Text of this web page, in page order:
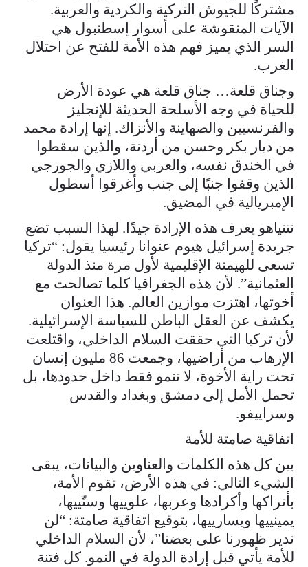
مشتركًا للجيوش التركية والكردية والعربية.
الآيات المنقوشة على أسوار إسطنبول هي
السر الذي يميز فهم هذه الأمة للفتح عن احتلال
الغرب.
وجناق قلعة… جناق قلعة هي عودة الأرض
للحياة في وجه الأسلحة الحديثة للإنجليز
والفرنسيين والصهاينة والأنزاك. إنها إرادة محمد
من ديار بكر وحسن من أردنة، والذين سقطوا
في الخندق نفسه، والعربي واللازي والجورجي
الذين وقفوا جنبًا إلى جنب وأغرقوا أسطول
الإمبريالية في المضيق.
نتنياهو يعرف هذه الإرادة جيدًا. لهذا السبب تضع
جريدة إسرائيل هيوم عنوانا رئيسيا يقول: “تركيا
تسعى للهيمنة الإقليمية لأول مرة منذ الدولة
العثمانية”. لأن هذه الجغرافيا كلما تصالحت مع
أخوتها، اهتزت موازين العالم. هذا العنوان
يكشف عن العقل الباطن للسياسة الإسرائيلية.
لأن تركيا التي حققت السلام الداخلي، واقتلعت
الإرهاب من أراضيها، وجمعت 86 مليون إنسان
تحت راية الأخوة، لا تنمو فقط داخل حدودها، بل
تحمل الأمل إلى دمشق وبغداد والقدس
وسراييفو.
اتفاقية صامتة للأمة
بين كل هذه الكلمات والعناوين والبيانات، يبقى
الشيء التالي: في هذه الأرض، تقوم الأمة،
بأتراكها وأكرادها وعربها، علوييها وسنّييها،
يمينييها ويسارييها، بتوقيع اتفاقية صامتة: “لن
ندير ظهورنا على بعضنا”، لأن السلام الداخلي
للأمة يأتي قبل إرادة الدولة في النمو. كل فتنة